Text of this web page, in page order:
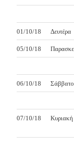
01/10/18 Δευτέρα
05/10/18
06/10/18 Σάββατο
07/10/18 Κυριακή